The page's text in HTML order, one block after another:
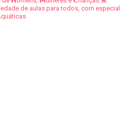
de aulas para todos, com especial